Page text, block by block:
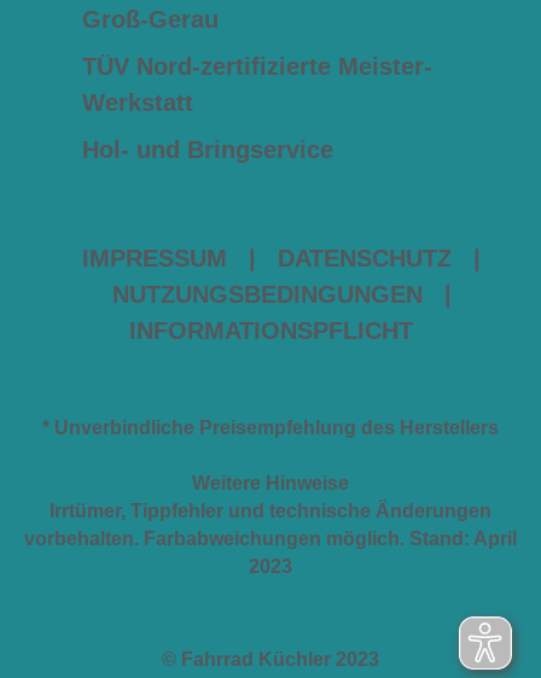
Groß-Gerau
TÜV Nord-zertifizierte Meister-
Werkstatt
Hol- und Bringservice
IMPRESSUM DATENSCHUTZ
NUTZUNGSBEDINGUNGEN
INFORMATIONSPFLICHT
* Unverbindliche Preisempfehlung des Herstellers
Weitere Hinweise
Irrtümer, Tippfehler und technische Änderungen
vorbehalten. Farbabweichungen möglich. Stand: April
2023
© Fahrrad Küchler 2023